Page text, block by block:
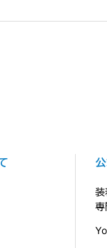
装
専